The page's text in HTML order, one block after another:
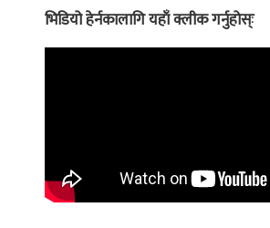
भिडियो हेर्नकालागि यहाँ क्लीक गर्नुहोस्ः